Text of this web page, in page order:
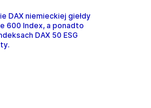
DAX niemieckiej giełdy
600 Index, a ponadto
DAX 50 ESG